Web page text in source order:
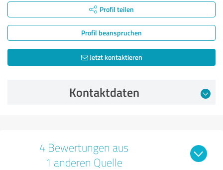
Profil teilen
Profil beanspruchen
Jetzt kontaktieren
Kontaktdaten
4 Bewertungen aus
1 anderen Quelle